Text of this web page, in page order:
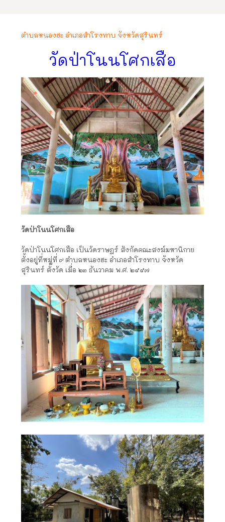
ตำบลหนองฮะ อำเภอสำโรงทาบ จังหวัดสุรินทร์
วัดป่าโนนโศกเสือ
วัดป่าโนนโศกเสือ
วัดป่าโนนโศกเสือ เป็นวัดราษฎร์ สังกัดคณะสงฆ์มหานิกาย
ตั้งอยู่ที่หมู่ที่ ๙ ตำบลหนองฮะ อำเภอสำโรงทาบ จังหวัด
สุรินทร์ ตั้งวัด เมื่อ ๒๓ ธันวาคม พ.ศ. ๒๕๕๗